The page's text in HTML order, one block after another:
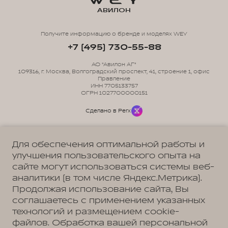
Политика обработки персональных данных
Согласие на коммуникацию
Согласие на предоставление персональных данных третьим лицам
Согласие на обработку ПД
АВИЛОН
Получите информацию о бренде и моделях WEY
+7 (495) 730-55-88
АО "Авилон АГ"
109316, г. Москва, Волгоградский проспект, 41, строение 1, офис
Правление
ИНН 7705133757
ОГРН 1027700000151
Сделано в Perx
Для обеспечения оптимальной работы и
улучшения пользовательского опыта на
сайте могут использоваться системы веб-
аналитики (в том числе Яндекс.Метрика).
Продолжая использование сайта, Вы
соглашаетесь с применением указанных
технологий и размещением cookie-
файлов. Обработка вашей персональной